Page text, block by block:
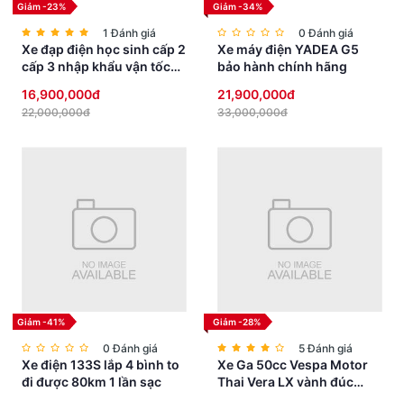
Giảm -23%
1 Đánh giá
Xe đạp điện học sinh cấp 2
cấp 3 nhập khẩu vận tốc
16,900,000đ
22,000,000đ
Giảm -34%
0 Đánh giá
Xe máy điện YADEA G5
bảo hành chính hãng
21,900,000đ
33,000,000đ
Giảm -41%
0 Đánh giá
Xe điện 133S lắp 4 bình to
đi được 80km 1 lần sạc
Giảm -28%
5 Đánh giá
Xe Ga 50cc Vespa Motor
Thai Vera LX vành đúc